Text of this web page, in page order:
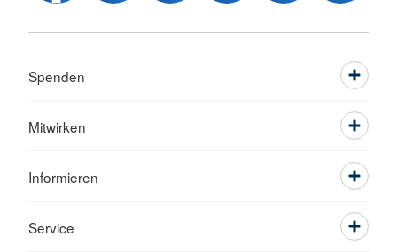
Spenden
Mitwirken
Informieren
Service